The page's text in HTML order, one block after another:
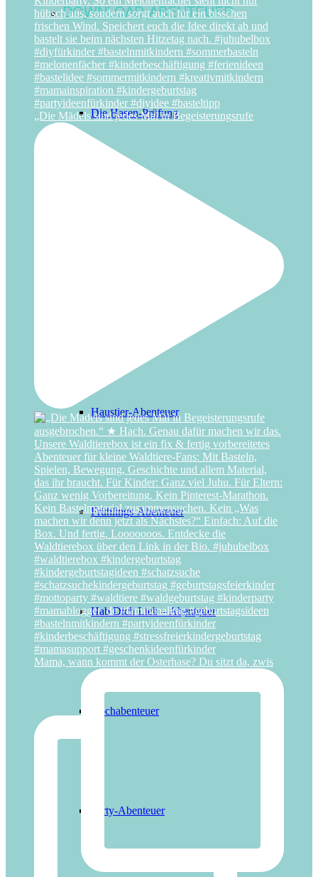
DOWNLOAD-ABENTEUER
Die Hasen-Prüfung
Haustier-Abenteuer
Frühlings-Abenteuer
Hab Dich Lieb – Abenteuer
Kochabenteuer
Party-Abenteuer
„Die Mädels sind jedes Mal in Begeisterungsrufe
Mama, wann kommt der Osterhase? Du sitzt da, zwis